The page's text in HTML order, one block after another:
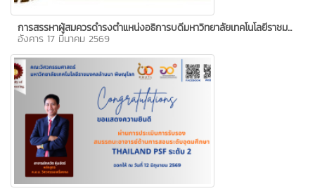
การสรรหาผู้สมควรดำรงตำแหน่งอธิการบดีมหาวิทยาลัยเทคโนโลยีราชม...
อังคาร 17 มีนาคม 2569